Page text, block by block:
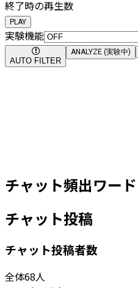
終了時の再生数
PLAY
実験機能
AUTO FILTER
ANALYZE (実験中)
チャット頻出ワード
チャット投稿
チャット投稿者数
全体68人